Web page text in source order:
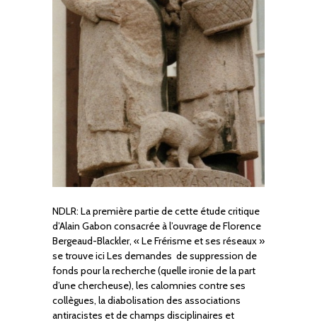
NDLR: La première partie de cette étude critique
d’Alain Gabon consacrée à l’ouvrage de Florence
Bergeaud-Blackler, « Le Frérisme et ses réseaux »
se trouve ici Les demandes de suppression de
fonds pour la recherche (quelle ironie de la part
d’une chercheuse), les calomnies contre ses
collègues, la diabolisation des associations
antiracistes et de champs disciplinaires et